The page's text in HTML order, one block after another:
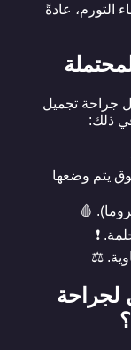
التورم، عادةً
جراحة تجميل
ذلك:
يتم وضعها
🩸
❗
⚖️
لجراحة